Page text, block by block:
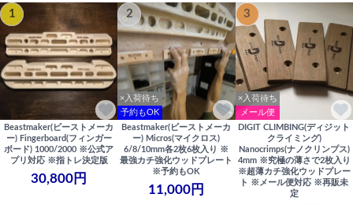
1
Beastmaker(ビーストメーカ
ー) Fingerboard(フィンガー
ボード) 1000/2000 ※公式ア
プリ対応 ※指トレ決定版
30,800円
2
×入荷待ち
予約もOK
Beastmaker(ビーストメーカ
ー) Micros(マイクロス)
6/8/10mm各2枚6枚入り ※
最強カチ強化ウッドプレート
※予約もOK
11,000円
3
×入荷待ち
メール便
DIGIT CLIMBING(ディジット
クライミング)
Nanocrimps(ナノクリンプス)
4mm ※究極の薄さで2枚入り
※超薄カチ強化ウッドプレー
ト ※メール便対応 ※再販未
定